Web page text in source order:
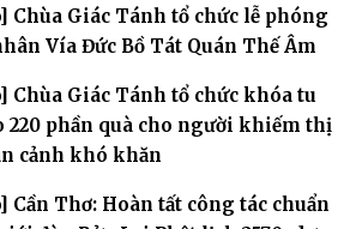
Chùa Giác Tánh tổ chức lễ phóng
Vía Đức Bồ Tát Quán Thế Âm
Chùa Giác Tánh tổ chức khóa tu
220 phần quà cho người khiếm thị
cảnh khó khăn
Cần Thơ: Hoàn tất công tác chuẩn